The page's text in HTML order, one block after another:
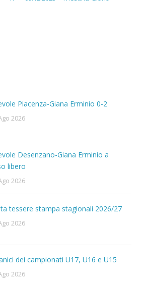
Piacenza-Giana Erminio 0-2
2026
Desenzano-Giana Erminio a
libero
2026
tessere stampa stagionali 2026/27
2026
dei campionati U17, U16 e U15
2026